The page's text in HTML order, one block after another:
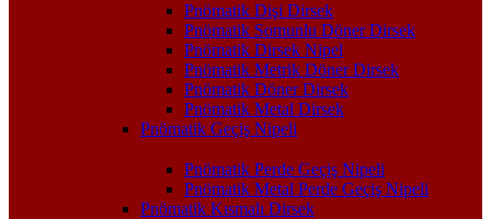
Pnömatik Dişi Dirsek
Pnömatik Somunlu Döner Dirsek
Pnömatik Dirsek Nipel
Pnömatik Metrik Döner Dirsek
Pnömatik Döner Dirsek
Pnömatik Metal Dirsek
Pnömatik Geçiş Nipeli
Pnömatik Perde Geçiş Nipeli
Pnömatik Metal Perde Geçiş Nipeli
Pnömatik Kısmalı Dirsek